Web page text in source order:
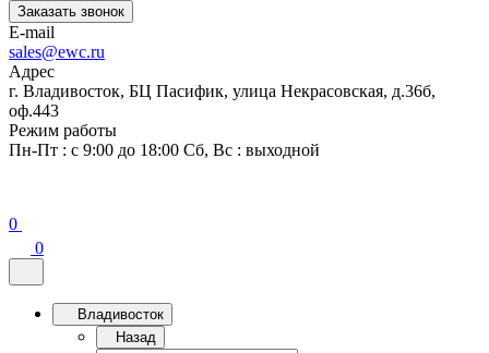
Заказать звонок
E-mail
sales@ewc.ru
Адрес
г. Владивосток, БЦ Пасифик, улица Некрасовская, д.36б,
оф.443
Режим работы
Пн-Пт : с 9:00 до 18:00 Сб, Вс : выходной
0
0
Владивосток
Назад